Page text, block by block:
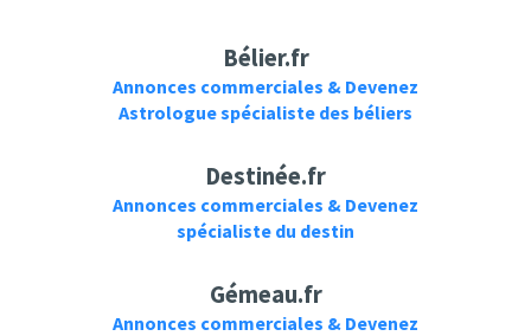
Bélier.fr
Annonces commerciales & Devenez
Astrologue spécialiste des béliers
Destinée.fr
Annonces commerciales & Devenez
spécialiste du destin
Gémeau.fr
Annonces commerciales & Devenez